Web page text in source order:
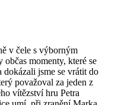
v čele s výborným
momenty, které se
jsme se vrátit do
považoval za jeden z
vítězství hru Petra